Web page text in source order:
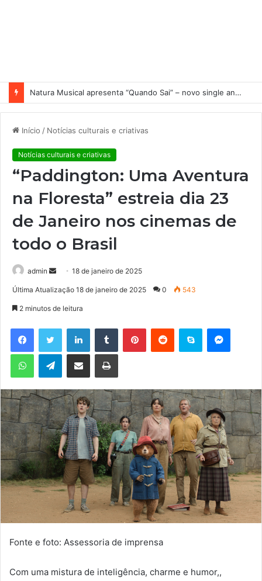
Natura Musical apresenta “Quando Sai” – novo single antecipa estreia do primeiro álbum solo de Elisa Maia
Início / Notícias culturais e criativas
Notícias culturais e criativas
“Paddington: Uma Aventura
na Floresta” estreia dia 23
de Janeiro nos cinemas de
todo o Brasil
admin
d
e
m
m
a
i
l
18 de janeiro de 2025
Última Atualização 18 de janeiro de 2025 0 543
2 minutos de leitura
Telegram
Fonte e foto: Assessoria de imprensa
Com uma mistura de inteligência, charme e humor,,